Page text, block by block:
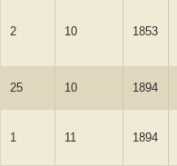
2 10 1853
25 10 1894
1 11 1894